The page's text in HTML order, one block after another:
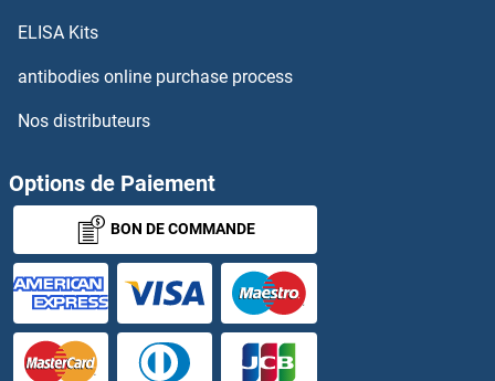
ZC4H2 Protéines
ZCCHC11 Protéines
ZCCHC12 Protéines
ZCCHC13 Protéines
ZCCHC17 Protéines
ZCCHC4 Protéines
ELISA Kits
antibodies online purchase process
Nos distributeurs
Options de Paiement
BON DE COMMANDE